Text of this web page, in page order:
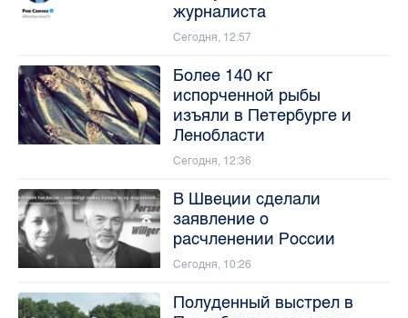
журналиста
Сегодня, 12:57
Более 140 кг
испорченной рыбы
изъяли в Петербурге и
Ленобласти
Сегодня, 12:36
В Швеции сделали
заявление о
расчленении России
Сегодня, 10:26
Полуденный выстрел в